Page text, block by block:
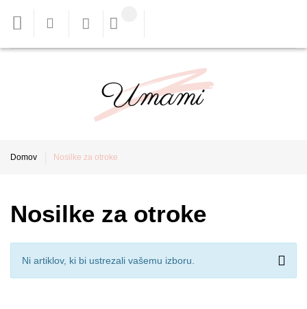
Domov Nosilke za otroke
Nosilke za otroke
Ni artiklov, ki bi ustrezali vašemu izboru.